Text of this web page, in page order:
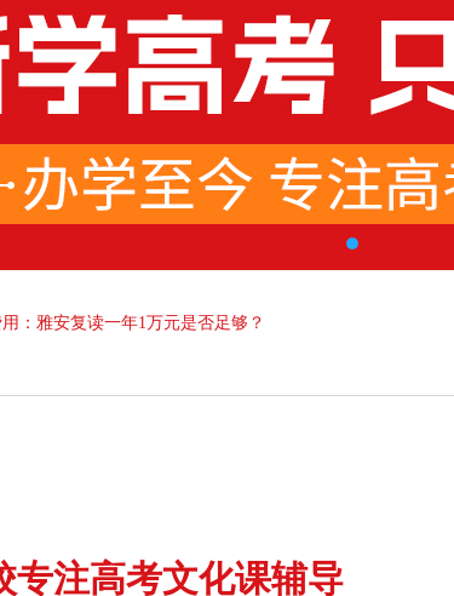
：雅安复读一年1万元是否足够？
专注高考文化课辅导